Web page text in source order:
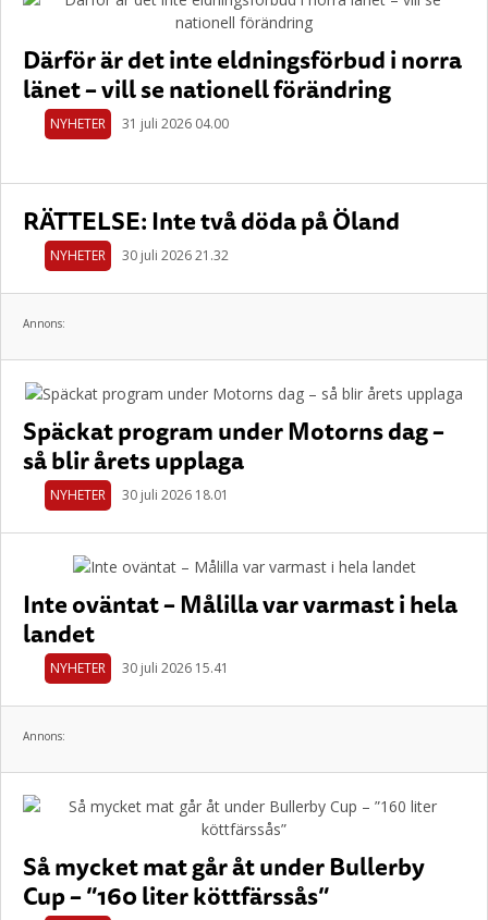
Därför är det inte eldningsförbud i norra
länet – vill se nationell förändring
NYHETER 31 juli 2026 04.00
RÄTTELSE: Inte två döda på Öland
NYHETER 30 juli 2026 21.32
Annons:
Späckat program under Motorns dag –
så blir årets upplaga
NYHETER 30 juli 2026 18.01
Inte oväntat – Målilla var varmast i hela
landet
NYHETER 30 juli 2026 15.41
Annons:
Så mycket mat går åt under Bullerby
Cup – ”160 liter köttfärssås”